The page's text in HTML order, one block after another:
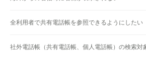
全利用者で共有電話帳を参照できるようにしたい
社外電話帳（共有電話帳、個人電話帳）の検索対